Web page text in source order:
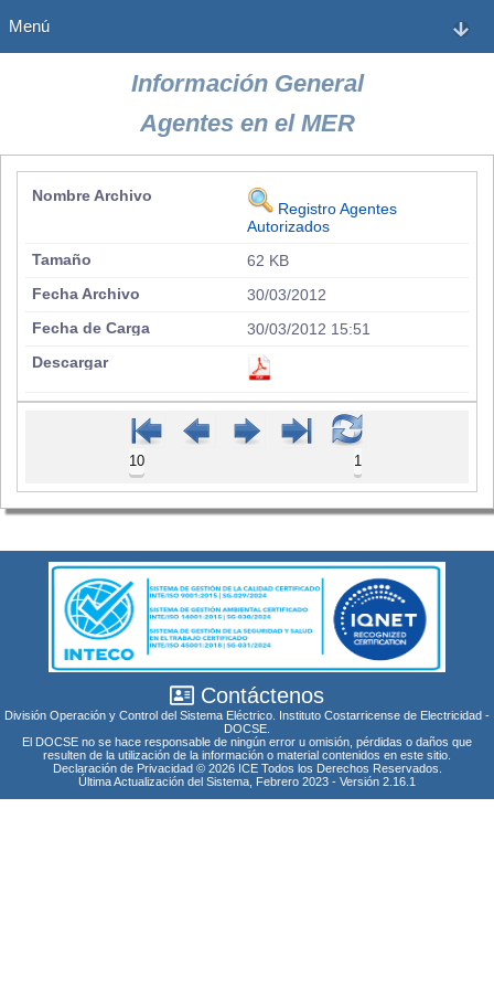
Menú
Información General
Agentes en el MER
Registro Agentes
Autorizados
62 KB
30/03/2012
30/03/2012 15:51
Contáctenos
División Operación y Control del Sistema Eléctrico. Instituto Costarricense de Electricidad -
DOCSE.
El DOCSE no se hace responsable de ningún error u omisión, pérdidas o daños que
resulten de la utilización de la información o material contenidos en este sitio.
Declaración de Privacidad © 2026 ICE Todos los Derechos Reservados.
Última Actualización del Sistema, Febrero 2023 - Versión 2.16.1